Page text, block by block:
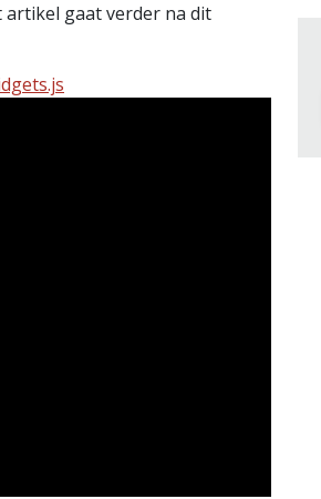
artikel gaat verder na dit